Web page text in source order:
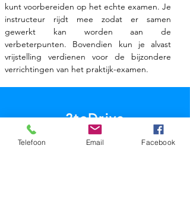
kunt voorbereiden op het echte examen. Je
instructeur rijdt mee zodat er samen
gewerkt kan worden aan de
verbeterpunten. Bovendien kun je alvast
vrijstelling verdienen voor de bijzondere
verrichtingen van het praktijk-examen.
2toDrive
Telefoon Email Facebook